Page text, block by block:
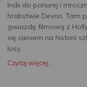
Indii do ponurej i
hrabstwie Devon. Tam
gwiazdę filmową z
się cieniem na historii
losy.
Czytaj więcej...